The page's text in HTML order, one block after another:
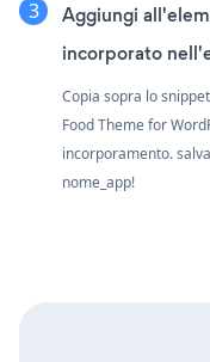
Aggiungi
incorporato
Copia sopra lo
Food Theme for
incorporamento.
nome_app!